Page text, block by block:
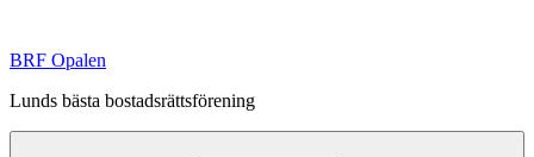
innehåll
BRF Opalen
Lunds bästa bostadsrättsförening